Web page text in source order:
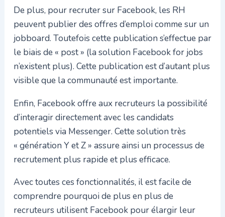
De plus, pour recruter sur Facebook, les RH
peuvent publier des offres d’emploi comme sur un
jobboard. Toutefois cette publication s’effectue par
le biais de « post » (la solution Facebook for jobs
n’existent plus). Cette publication est d’autant plus
visible que la communauté est importante.
Enfin, Facebook offre aux recruteurs la possibilité
d’interagir directement avec les candidats
potentiels via Messenger. Cette solution très
« génération Y et Z » assure ainsi un processus de
recrutement plus rapide et plus efficace.
Avec toutes ces fonctionnalités, il est facile de
comprendre pourquoi de plus en plus de
recruteurs utilisent Facebook pour élargir leur